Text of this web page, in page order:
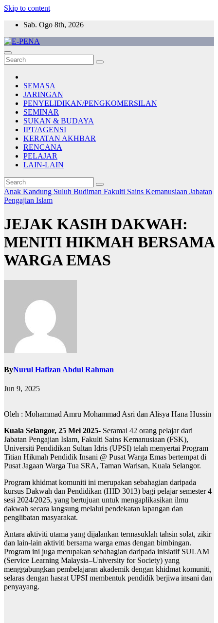
Skip to content
Sab. Ogo 8th, 2026
E-PENA
Berita Digital Terkini
SEMASA
JARINGAN
PENYELIDIKAN/PENGKOMERSILAN
SEMINAR
SUKAN & BUDAYA
IPT/AGENSI
KERATAN AKHBAR
RENCANA
PELAJAR
LAIN-LAIN
Anak Kandung Suluh Budiman Fakulti Sains Kemanusiaan Jabatan
Pengajian Islam
JEJAK KASIH DAKWAH:
MENITI HIKMAH BERSAMA
WARGA EMAS
ByNurul Hafizan Abdul Rahman
Jun 9, 2025
Oleh : Mohammad Amru Mohammad Asri dan Alisya Hana Hussin
Kuala Selangor, 25 Mei 2025- Seramai 42 orang pelajar dari
Jabatan Pengajian Islam, Fakulti Sains Kemanusiaan (FSK),
Universiti Pendidikan Sultan Idris (UPSI) telah menyertai Program
Titian Hikmah Pendidik Insani @ Pusat Warga Emas bertempat di
Pusat Jagaan Warga Tua SRA, Taman Warisan, Kuala Selangor.
Program khidmat komuniti ini merupakan sebahagian daripada
kursus Dakwah dan Pendidikan (HID 3013) bagi pelajar semester 4
sesi 2024/2025, yang bertujuan untuk mengaplikasikan ilmu
dakwah secara langsung melalui pendekatan lapangan dan
penglibatan masyarakat.
Antara aktiviti utama yang dijalankan termasuklah tahsin solat, zikir
dan lain-lain aktiviti bersama warga emas dengan bimbingan.
Program ini juga merupakan sebahagian daripada inisiatif SULAM
(Service Learning Malaysia–University for Society) yang
menggabungkan pembelajaran akademik dengan khidmat komuniti,
selaras dengan hasrat UPSI membentuk pendidik berjiwa insani dan
penyayang.